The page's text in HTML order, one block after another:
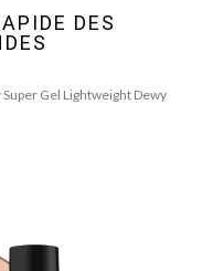
DES
Super Gel Lightweight Dewy